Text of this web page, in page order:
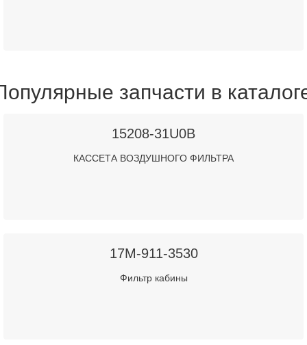
запчасти в
15208-31U0B
КАССЕТА ВОЗДУШНОГО ФИЛЬТРА
17M-911-3530
Фильтр кабины